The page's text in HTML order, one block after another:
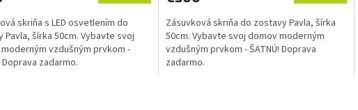
M
skriňa s LED osvetlením do
Pavla, šírka 50cm. Vybavte svoj
vzdušným prvkom -
Doprava zadarmo.
M
Zásuvková skriňa do zostavy Pavla, šírka
50cm. Vybavte svoj domov moderným
vzdušným prvkom - ŠATNÚ! Doprava
zadarmo.